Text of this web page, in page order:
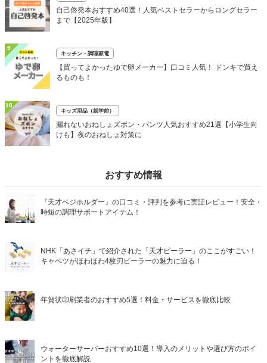
自己啓発本おすすめ40選！人気ベストセラーからロングセラー
まで【2025年版】
9
キッチン・調理家電
【買ってよかったゆで卵メーカー】口コミ人気！ ドンキで買え
るものも！
10
キッズ用品（就学前）
漏れないおねしょズボン・パンツ人気おすすめ21選【小学生向
けも】夜のおねしょ対策に
おすすめ情報
『天才ベジホルダー』の口コミ・評判を参考に実証レビュー！安全・
時短の調理サポートアイテム！
NHK「あさイチ」で紹介された「天才ピーラー」のここがすごい！
キャベツがほわほわ4枚刃ピーラーの魅力に迫る！
年賀状印刷業者のおすすめ5選！料金・サービスを徹底比較
ウォーターサーバーおすすめ10選！導入のメリットや選び方のポイ
ントを徹底解説